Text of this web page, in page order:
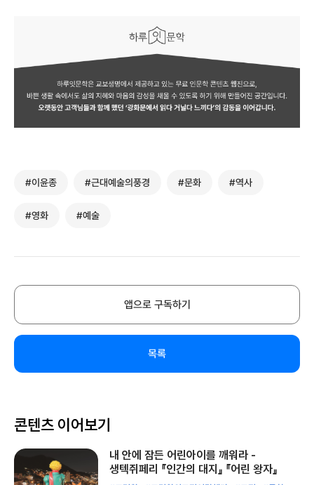
#이윤종 #근대예술의풍경 #문화 #역사
#영화 #예술
앱으로 구독하기
목록
콘텐츠 이어보기
내 안에 잠든 어린아이를 깨워라 -
생텍쥐페리 『인간의 대지』 『어린 왕자』